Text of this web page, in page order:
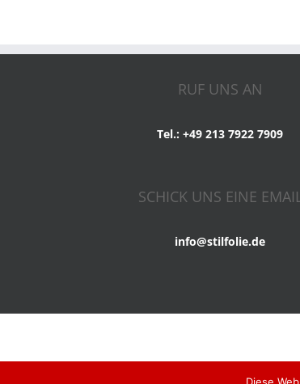
RUF UNS AN
Tel.: +49 213 7922 7909
SCHICK UNS EINE
info@stilfolie.de